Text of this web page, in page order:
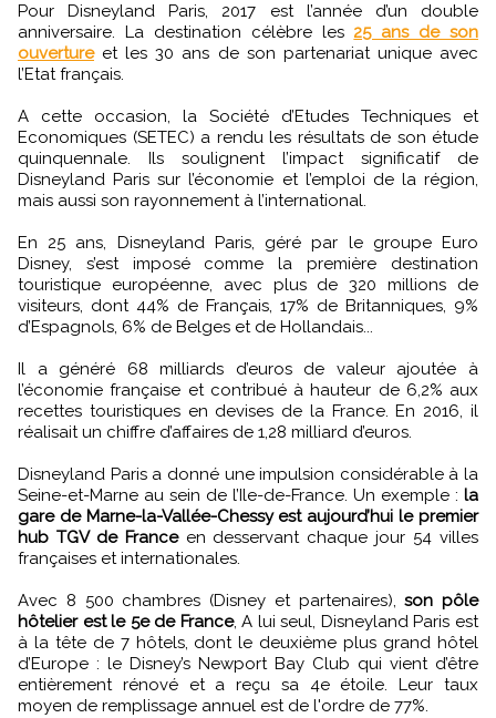
Pour Disneyland Paris, 2017 est l’année d’un double
anniversaire. La destination célèbre les 25 ans de son
ouvertureet les 30 ans de son partenariat unique avec
l’Etat français.
A cette occasion, la Société d’Etudes Techniques et
Economiques (SETEC) a rendu les résultats de son étude
quinquennale. Ils soulignent l’impact significatif de
Disneyland Paris sur l’économie et l’emploi de la région,
mais aussi son rayonnement à l’international.
En 25 ans, Disneyland Paris, géré par le groupe Euro
Disney, s’est imposé comme la première destination
touristique européenne, avec plus de 320 millions de
visiteurs, dont 44% de Français, 17% de Britanniques, 9%
d’Espagnols, 6% de Belges et de Hollandais...
Il a généré 68 milliards d’euros de valeur ajoutée à
l’économie française et contribué à hauteur de 6,2% aux
recettes touristiques en devises de la France. En 2016, il
réalisait un chiffre d’affaires de 1,28 milliard d’euros.
Disneyland Paris a donné une impulsion considérable à la
Seine-et-Marne au sein de l’Ile-de-France. Un exemple : la
gare de Marne-la-Vallée-Chessy est aujourd’hui le premier
hub TGV de Franceen desservant chaque jour 54 villes
françaises et internationales.
Avec 8 500 chambres (Disney et partenaires),son pôle
hôtelier est le 5e de France, A lui seul, Disneyland Paris est
à la tête de 7 hôtels, dont le deuxième plus grand hôtel
d’Europe : le Disney’s Newport Bay Club qui vient d’être
entièrement rénové et a reçu sa 4e étoile. Leur taux
moyen de remplissage annuel est de l'ordre de 77%.